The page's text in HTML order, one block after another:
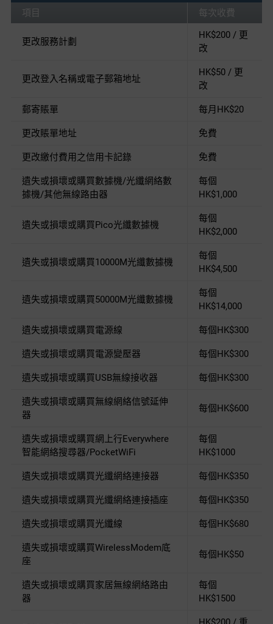
項目 每次收費
更改服務計劃
HK$200 / 更
改
更改登入名稱或電子郵箱地址
HK$50 / 更
改
郵寄賬單 每月HK$20
更改賬單地址 免費
更改繳付費用之信用卡記錄 免費
遺失或損壞或購買數據機/光纖網絡數
據機/其他無線路由器
每個
HK$1,000
遺失或損壞或購買Pico光纖數據機
每個
HK$2,000
遺失或損壞或購買10000M光纖數據機
每個
HK$4,500
遺失或損壞或購買50000M光纖數據機
每個
HK$14,000
遺失或損壞或購買電源線 每個HK$300
遺失或損壞或購買電源變壓器 每個HK$300
遺失或損壞或購買USB無線接收器 每個HK$300
遺失或損壞或購買無線網絡信號延伸
器
每個HK$600
遺失或損壞或購買網上行Everywhere
智能網絡搜尋器/PocketWiFi
每個
HK$1000
遺失或損壞或購買光纖網絡連接器 每個HK$350
遺失或損壞或購買光纖網絡連接插座 每個HK$350
遺失或損壞或購買光纖線 每個HK$680
遺失或損壞或購買WirelessModem底
座
每個HK$50
遺失或損壞或購買家居無線網絡路由
器
每個
HK$1500